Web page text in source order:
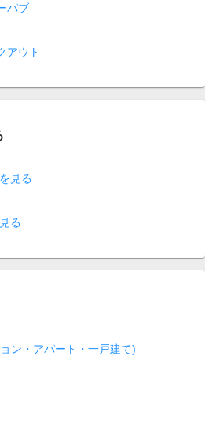
パブ
アウト
見る
る
ン・アパート・一戸建て)